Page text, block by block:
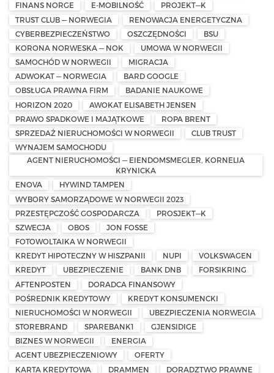
FINANS NORGE
E-MOBILNOŚĆ
PROJEKT—K
TRUST CLUB — NORWEGIA
RENOWACJA ENERGETYCZNA
CYBERBEZPIECZEŃSTWO
OSZCZĘDNOŚCI
BSU
KORONA NORWESKA — NOK
UMOWA W NORWEGII
SAMOCHÓD W NORWEGII
MIGRACJA
ADWOKAT — NORWEGIA
BARD GOOGLE
OBSŁUGA PRAWNA FIRM
BADANIE NAUKOWE
HORIZON 2020
AWOKAT ELISABETH JENSEN
PRAWO SPADKOWE I MAJĄTKOWE
ROPA BRENT
SPRZEDAŻ NIERUCHOMOŚCI W NORWEGII
CLUB TRUST
WYNAJEM SAMOCHODU
AGENT NIERUCHOMOŚCI — EIENDOMSMEGLER, KORNELIA
KRYNICKA
ENOVA
HYWIND TAMPEN
WYBORY SAMORZĄDOWE W NORWEGII 2023
PRZESTĘPCZOŚĆ GOSPODARCZA
PROSJEKT—K
SZWECJA
OBOS
JON FOSSE
FOTOWOLTAIKA W NORWEGII
KREDYT HIPOTECZNY W HISZPANII
NUPI
VOLKSWAGEN
KREDYT
UBEZPIECZENIE BANK DNB
FORSIKRING
AFTENPOSTEN
DORADCA FINANSOWY
POŚREDNIK KREDYTOWY
KREDYT KONSUMENCKI
NIERUCHOMOŚCI W NORWEGII
UBEZPIECZENIA NORWEGIA
STOREBRAND
SPAREBANK1
GJENSIDIGE
BIZNES W NORWEGII
ENERGIA
AGENT UBEZPIECZENIOWY
OFERTY
KARTA KREDYTOWA
DRAMMEN
DORADZTWO PRAWNE